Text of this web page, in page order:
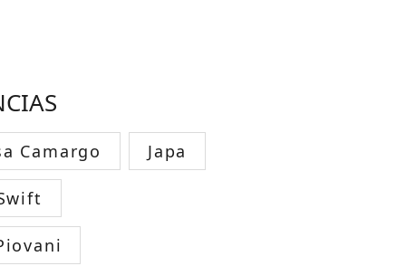
Camargo Japa